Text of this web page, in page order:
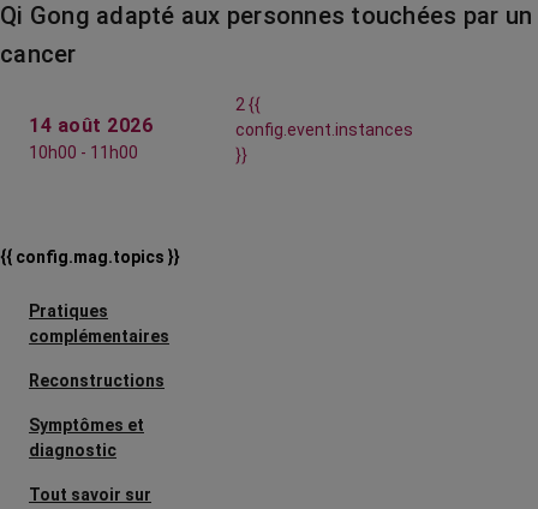
Qi Gong adapté aux personnes touchées par un
cancer
14 août 2026
10h00 - 11h00
2 {{
config.event.instances
}}
{{ config.mag.topics }}
Pratiques
complémentaires
Reconstructions
Symptômes et
diagnostic
Tout savoir sur